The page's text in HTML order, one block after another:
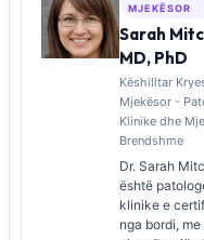
MJEKËSOR
Sarah
MD, PhD
Këshilltar
Mjekësor -
Klinike dhe
Brendshme
Dr. Sarah
është
klinike e
nga bordi, me